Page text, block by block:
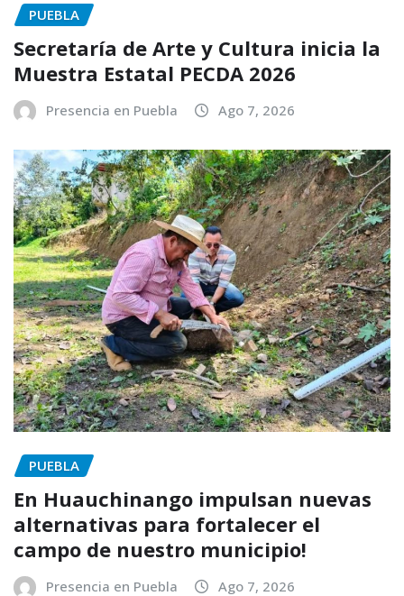
PUEBLA
Secretaría de Arte y Cultura inicia la
Muestra Estatal PECDA 2026
Presencia en Puebla Ago 7, 2026
PUEBLA
En Huauchinango impulsan nuevas
alternativas para fortalecer el
campo de nuestro municipio!
Presencia en Puebla Ago 7, 2026